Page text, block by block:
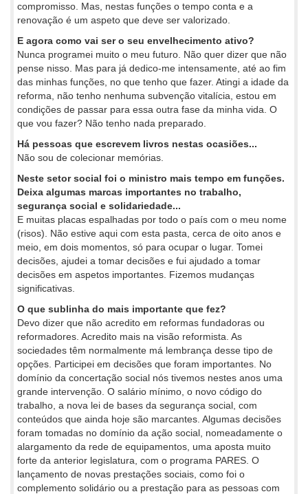
compromisso. Mas, nestas funções o tempo conta e a
renovação é um aspeto que deve ser valorizado.
E agora como vai ser o seu envelhecimento ativo?
Nunca programei muito o meu futuro. Não quer dizer que não
pense nisso. Mas para já dedico-me intensamente, até ao fim
das minhas funções, no que tenho que fazer. Atingi a idade da
reforma, não tenho nenhuma subvenção vitalícia, estou em
condições de passar para essa outra fase da minha vida. O
que vou fazer? Não tenho nada preparado.
Há pessoas que escrevem livros nestas ocasiões...
Não sou de colecionar memórias.
Neste setor social foi o ministro mais tempo em funções.
Deixa algumas marcas importantes no trabalho,
segurança social e solidariedade...
E muitas placas espalhadas por todo o país com o meu nome
(risos). Não estive aqui com esta pasta, cerca de oito anos e
meio, em dois momentos, só para ocupar o lugar. Tomei
decisões, ajudei a tomar decisões e fui ajudado a tomar
decisões em aspetos importantes. Fizemos mudanças
significativas.
O que sublinha do mais importante que fez?
Devo dizer que não acredito em reformas fundadoras ou
reformadores. Acredito mais na visão reformista. As
sociedades têm normalmente má lembrança desse tipo de
opções. Participei em decisões que foram importantes. No
domínio da concertação social nós tivemos nestes anos uma
grande intervenção. O salário mínimo, o novo código do
trabalho, a nova lei de bases da segurança social, com
conteúdos que ainda hoje são marcantes. Algumas decisões
foram tomadas no domínio da ação social, nomeadamente o
alargamento da rede de equipamentos, uma aposta muito
forte da anterior legislatura, com o programa PARES. O
lançamento de novas prestações sociais, como foi o
complemento solidário ou a prestação para as pessoas com